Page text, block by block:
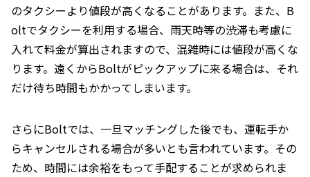
のタクシーより値段が高くなることがあります。また、B
oltでタクシーを利用する場合、雨天時等の渋滞も考慮に
入れて料金が算出されますので、混雑時には値段が高くな
ります。遠くからBoltがピックアップに来る場合は、それ
だけ待ち時間もかかってしまいます。
さらにBoltでは、一旦マッチングした後でも、運転手か
らキャンセルされる場合が多いとも言われています。その
ため、時間には余裕をもって手配することが求められま